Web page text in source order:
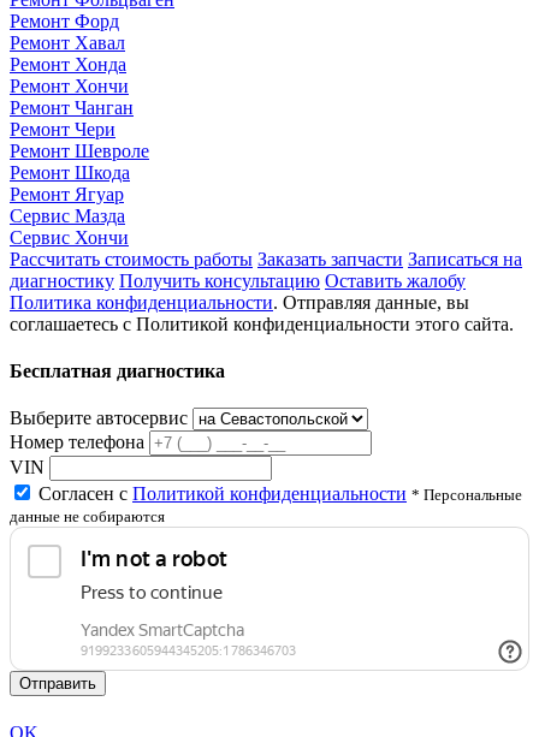
Ремонт Форд
Ремонт Хавал
Ремонт Хонда
Ремонт Хончи
Ремонт Чанган
Ремонт Чери
Ремонт Шевроле
Ремонт Шкода
Ремонт Ягуар
Сервис Мазда
Сервис Хончи
Рассчитать стоимость работы Заказать запчасти Записаться на
диагностику Получить консультацию Оставить жалобу
Политика конфиденциальности. Отправляя данные, вы
соглашаетесь с Политикой конфиденциальности этого сайта.
Бесплатная диагностика
Выберите автосервис
Номер телефона
VIN
Согласен с Политикой конфиденциальности * Персональные
данные не собираются
Отправить
OK